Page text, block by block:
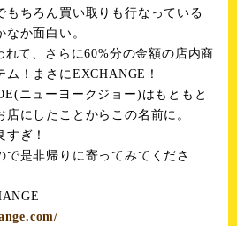
もちろん買い取りも行なっている
か面白い。
れて、さらに60%分の金額の店内商
！まさにEXCHANGE！
ニューヨークジョー)はもともと
にしたことからこの名前に。
ぎ！
で是非帰りに寄ってみてくださ